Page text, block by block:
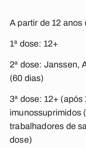
A partir de 12 anos
1ª dose: 12+
2ª dose: Janssen,
(60 dias)
3ª dose: 12+ (após
imunossuprimidos
trabalhadores de
dose)